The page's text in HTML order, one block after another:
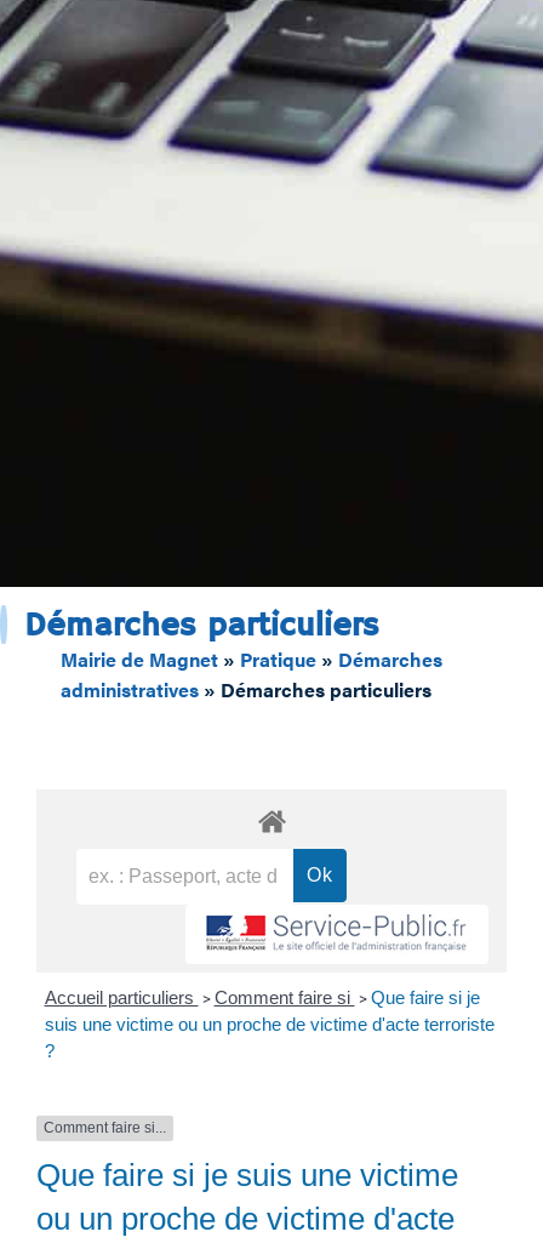
Démarches particuliers
Mairie de Magnet » Pratique » Démarches
administratives » Démarches particuliers
Accueil particuliers > Comment faire si > Que faire si je
suis une victime ou un proche de victime d'acte terroriste
?
Comment faire si...
Que faire si je suis une victime
ou un proche de victime d'acte